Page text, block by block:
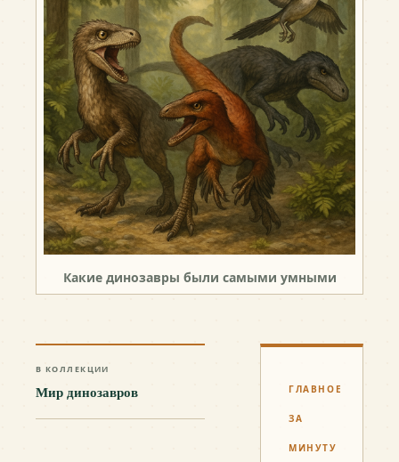
Какие динозавры были самыми умными
В КОЛЛЕКЦИИ
Мир динозавров ГЛАВНОЕ
ЗА
МИНУТУ